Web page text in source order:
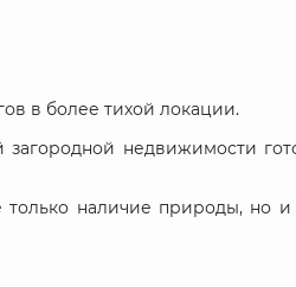
в более тихой локации.
недвижимости
наличие природы, но